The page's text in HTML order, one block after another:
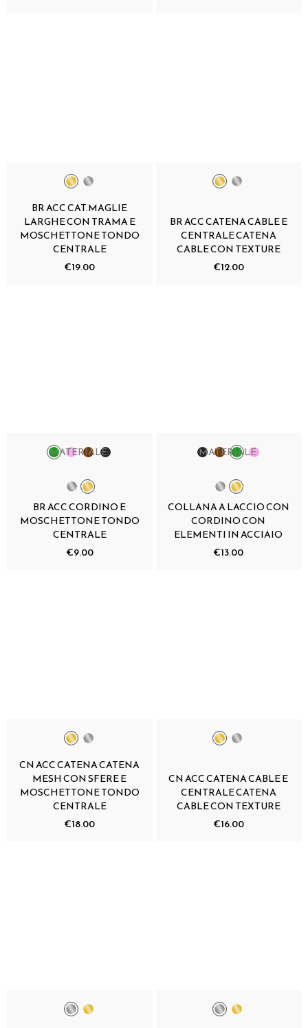
BR ACC CAT.MAGLIE
LARGHE CON TRAMA E
MOSCHETTONE TONDO
CENTRALE
€19.00
BR ACC CATENA CABLE E
CENTRALE CATENA
CABLE CON TEXTURE
€12.00
MATERIALE:
BR ACC CORDINO E
MOSCHETTONE TONDO
CENTRALE
€9.00
MATERIALE:
COLLANA A LACCIO CON
CORDINO CON
ELEMENTI IN ACCIAIO
€13.00
CN ACC CATENA CATENA
MESH CON SFERE E
MOSCHETTONE TONDO
CENTRALE
€18.00
CN ACC CATENA CABLE E
CENTRALE CATENA
CABLE CON TEXTURE
€16.00